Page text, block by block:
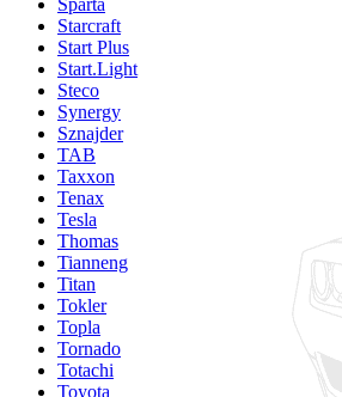
Sparta
Starcraft
Start Plus
Start.Light
Steco
Synergy
Sznajder
TAB
Taxxon
Tenax
Tesla
Thomas
Tianneng
Titan
Tokler
Topla
Tornado
Totachi
Toyota